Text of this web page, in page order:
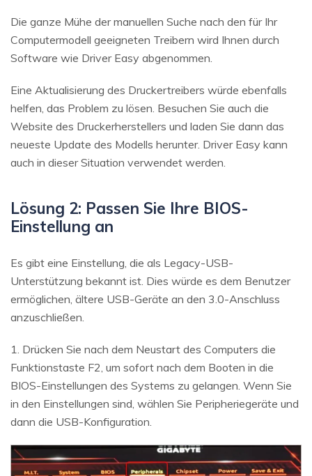
Die ganze Mühe der manuellen Suche nach den für Ihr
Computermodell geeigneten Treibern wird Ihnen durch
Software wie Driver Easy abgenommen.
Eine Aktualisierung des Druckertreibers würde ebenfalls
helfen, das Problem zu lösen. Besuchen Sie auch die
Website des Druckerherstellers und laden Sie dann das
neueste Update des Modells herunter. Driver Easy kann
auch in dieser Situation verwendet werden.
Lösung 2: Passen Sie Ihre BIOS-
Einstellung an
Es gibt eine Einstellung, die als Legacy-USB-
Unterstützung bekannt ist. Dies würde es dem Benutzer
ermöglichen, ältere USB-Geräte an den 3.0-Anschluss
anzuschließen.
1. Drücken Sie nach dem Neustart des Computers die
Funktionstaste F2, um sofort nach dem Booten in die
BIOS-Einstellungen des Systems zu gelangen. Wenn Sie
in den Einstellungen sind, wählen Sie Peripheriegeräte und
dann die USB-Konfiguration.